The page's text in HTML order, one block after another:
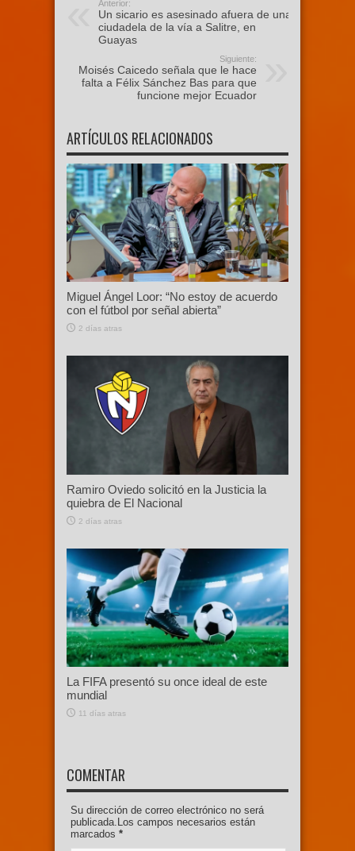
Anterior:
Un sicario es asesinado afuera de una
ciudadela de la vía a Salitre, en
Guayas
Siguiente:
Moisés Caicedo señala que le hace
falta a Félix Sánchez Bas para que
funcione mejor Ecuador
ARTÍCULOS RELACIONADOS
Miguel Ángel Loor: “No estoy de acuerdo
con el fútbol por señal abierta”
2 días atras
Ramiro Oviedo solicitó en la Justicia la
quiebra de El Nacional
2 días atras
La FIFA presentó su once ideal de este
mundial
11 días atras
COMENTAR
Su dirección de correo electrónico no será
publicada.Los campos necesarios están
marcados *